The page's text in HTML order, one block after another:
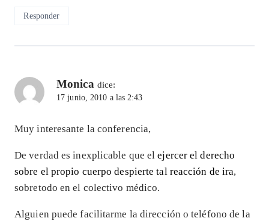
Responder
Monica dice:
17 junio, 2010 a las 2:43
Muy interesante la conferencia,
De verdad es inexplicable que elejercer el derecho
sobre el propio cuerpo despierte tal reacción de ira,
sobretodo en el colectivo médico.
Alguien puede facilitarme la dirección o teléfono de la